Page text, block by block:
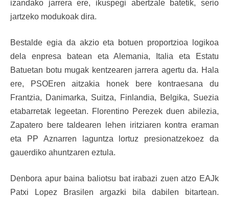
izandako jarrera ere, ikuspegi abertzale batetik, serio
jartzeko modukoak dira.
Bestalde egia da akzio eta botuen proportzioa logikoa
dela enpresa batean eta Alemania, Italia eta Estatu
Batuetan botu mugak kentzearen jarrera agertu da. Hala
ere, PSOEren aitzakia honek bere kontraesana du
Frantzia, Danimarka, Suitza, Finlandia, Belgika, Suezia
etabarretak legeetan. Florentino Perezek duen abilezia,
Zapatero bere taldearen lehen iritziaren kontra eraman
eta PP Aznarren laguntza lortuz presionatzekoez da
gauerdiko ahuntzaren eztula.
Denbora apur baina baliotsu bat irabazi zuen atzo EAJk
Patxi Lopez Brasilen argazki bila dabilen bitartean.